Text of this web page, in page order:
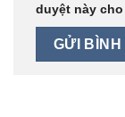
duyệt này